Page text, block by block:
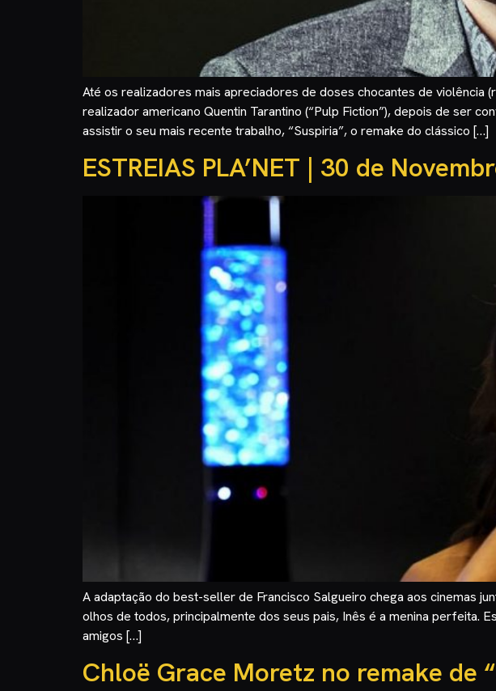
Até os realizadores mais apreciadores de doses chocantes de violência
realizador americano Quentin Tarantino (“Pulp Fiction”), depois de ser
assistir o seu mais recente trabalho, “Suspiria”, o remake do clássico […]
ESTREIAS PLA’NET | 30 de
A adaptação do best-seller de Francisco Salgueiro chega aos cinemas
olhos de todos, principalmente dos seus pais, Inês é a menina perfeita.
amigos […]
Chloë Grace Moretz no remake de